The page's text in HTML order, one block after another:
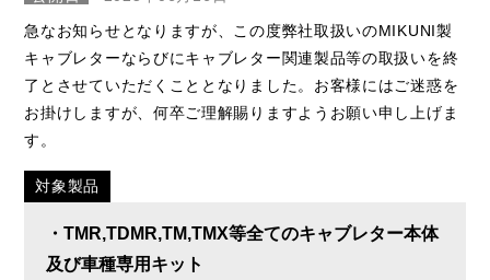
急なお知らせとなりますが、この度弊社取扱いのMIKUNI製
キャブレターならびにキャブレター関連製品等の取扱いを終
了とさせていただくこととなりました。お客様にはご迷惑を
お掛けしますが、何卒ご理解賜りますようお願い申し上げま
す。
対象製品
・TMR,TDMR,TM,TMX等全てのキャブレター本体
及び車種専用キット